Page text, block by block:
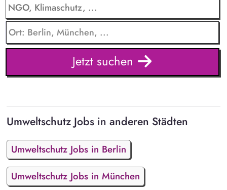
Jetzt suchen
Umweltschutz Jobs in anderen Städten
Umweltschutz Jobs in Berlin
Umweltschutz Jobs in München